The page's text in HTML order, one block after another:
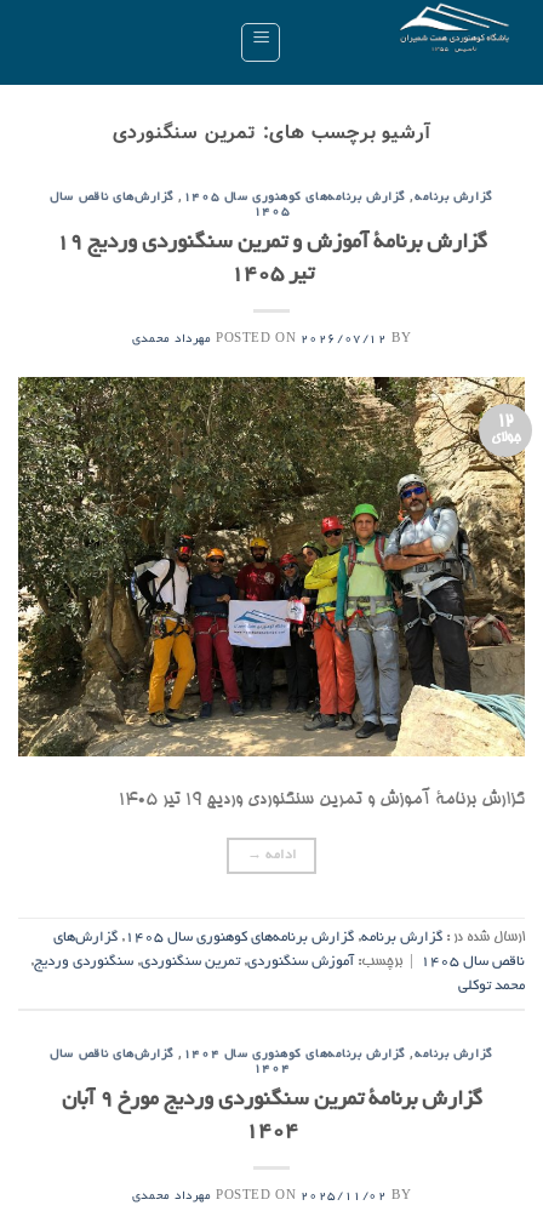
آرشیو برچسب های: تمرین سنگنوردی
گزارش برنامه, گزارش برنامه‌های کوهنوری سال ۱۴۰۵ , گزارش‌های ناقص سال
۱۴۰۵
گزارش برنامۀ آموزش و تمرین سنگنوردی وردیج ۱۹
تیر ۱۴۰۵
POSTED ON 2026/07/12 BY مهرداد محمدی
12
جولای
گزارش برنامۀ آموزش و تمرین سنگنوردی وردیج ۱۹ تیر ۱۴۰۵
ادامه →
ارسال شده در : گزارش برنامه, گزارش برنامه‌های کوهنوری سال ۱۴۰۵ , گزارش‌های
ناقص سال ۱۴۰۵
برچسب: آموزش سنگنوردی,تمرین سنگنوردی, سنگنوردی وردیج,
محمد توکلی
گزارش برنامه, گزارش برنامه‌های کوهنوری سال ۱۴۰۴ , گزارش‌های ناقص سال
۱۴۰۴
گزارش برنامۀ تمرین سنگنوردی وردیج مورخ ۹ آبان
۱۴۰۴
POSTED ON 2025/11/02 BY مهرداد محمدی